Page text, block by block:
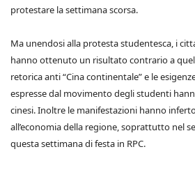
protestare la settimana scorsa.
Ma unendosi alla protesta studentesca, i
hanno ottenuto un risultato contrario a
retorica anti “Cina continentale” e le
espresse dal movimento degli studenti
cinesi. Inoltre le manifestazioni hanno
all’economia della regione, soprattutto nel
questa settimana di festa in RPC.